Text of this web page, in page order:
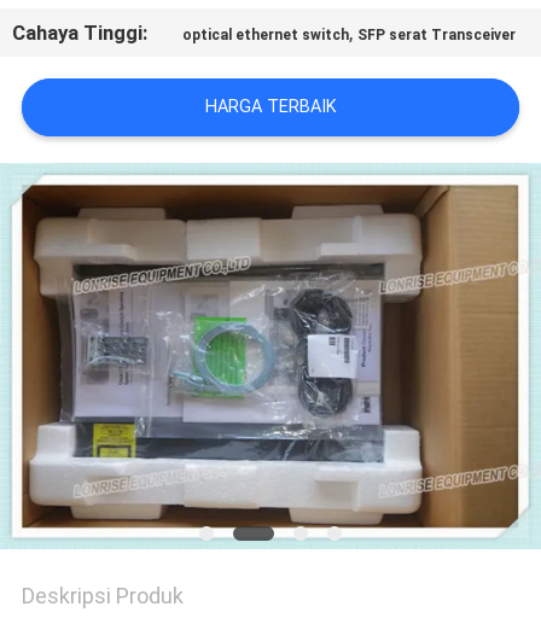
KASUS-
KASUS
SITEMAP
KEBIJAKAN
PRIVASI
Cahaya Tinggi: optical ethernet switch, SFP serat Transceiver
HARGA TERBAIK
Deskripsi Produk